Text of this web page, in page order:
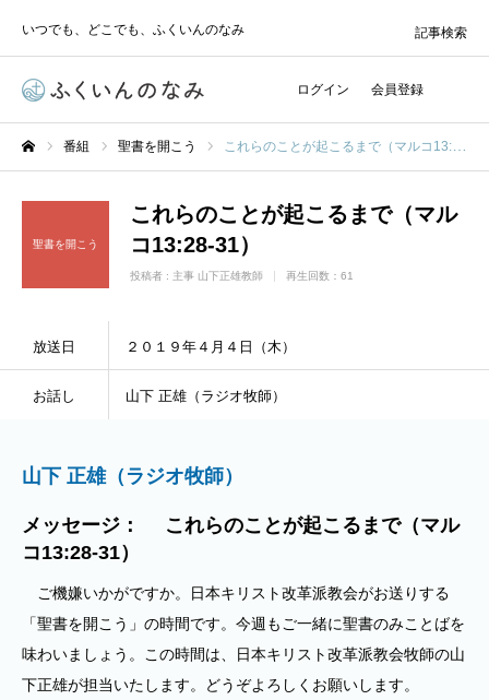
いつでも、どこでも、ふくいんのなみ
ログイン 会員登録
記事検索
番組 聖書を開こう これらのことが起こるまで（マルコ13:28-31）
聖書を開こう
これらのことが起こるまで（マル
コ13:28-31）
投稿者 : 主事 山下正雄教師 再生回数：61
放送日 ２０１９年４月４日（木）
お話し 山下 正雄（ラジオ牧師）
山下 正雄（ラジオ牧師）
メッセージ： これらのことが起こるまで（マル
コ13:28-31）
ご機嫌いかがですか。日本キリスト改革派教会がお送りする
「聖書を開こう」の時間です。今週もご一緒に聖書のみことばを
味わいましょう。この時間は、日本キリスト改革派教会牧師の山
下正雄が担当いたします。どうぞよろしくお願いします。